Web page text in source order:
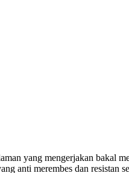
yang mengerjakan bakal
anti merembes dan resistan